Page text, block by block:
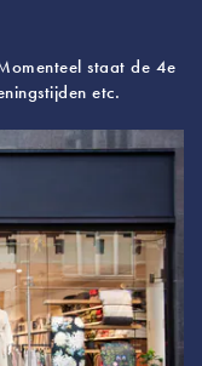
staat de 4e
etc.